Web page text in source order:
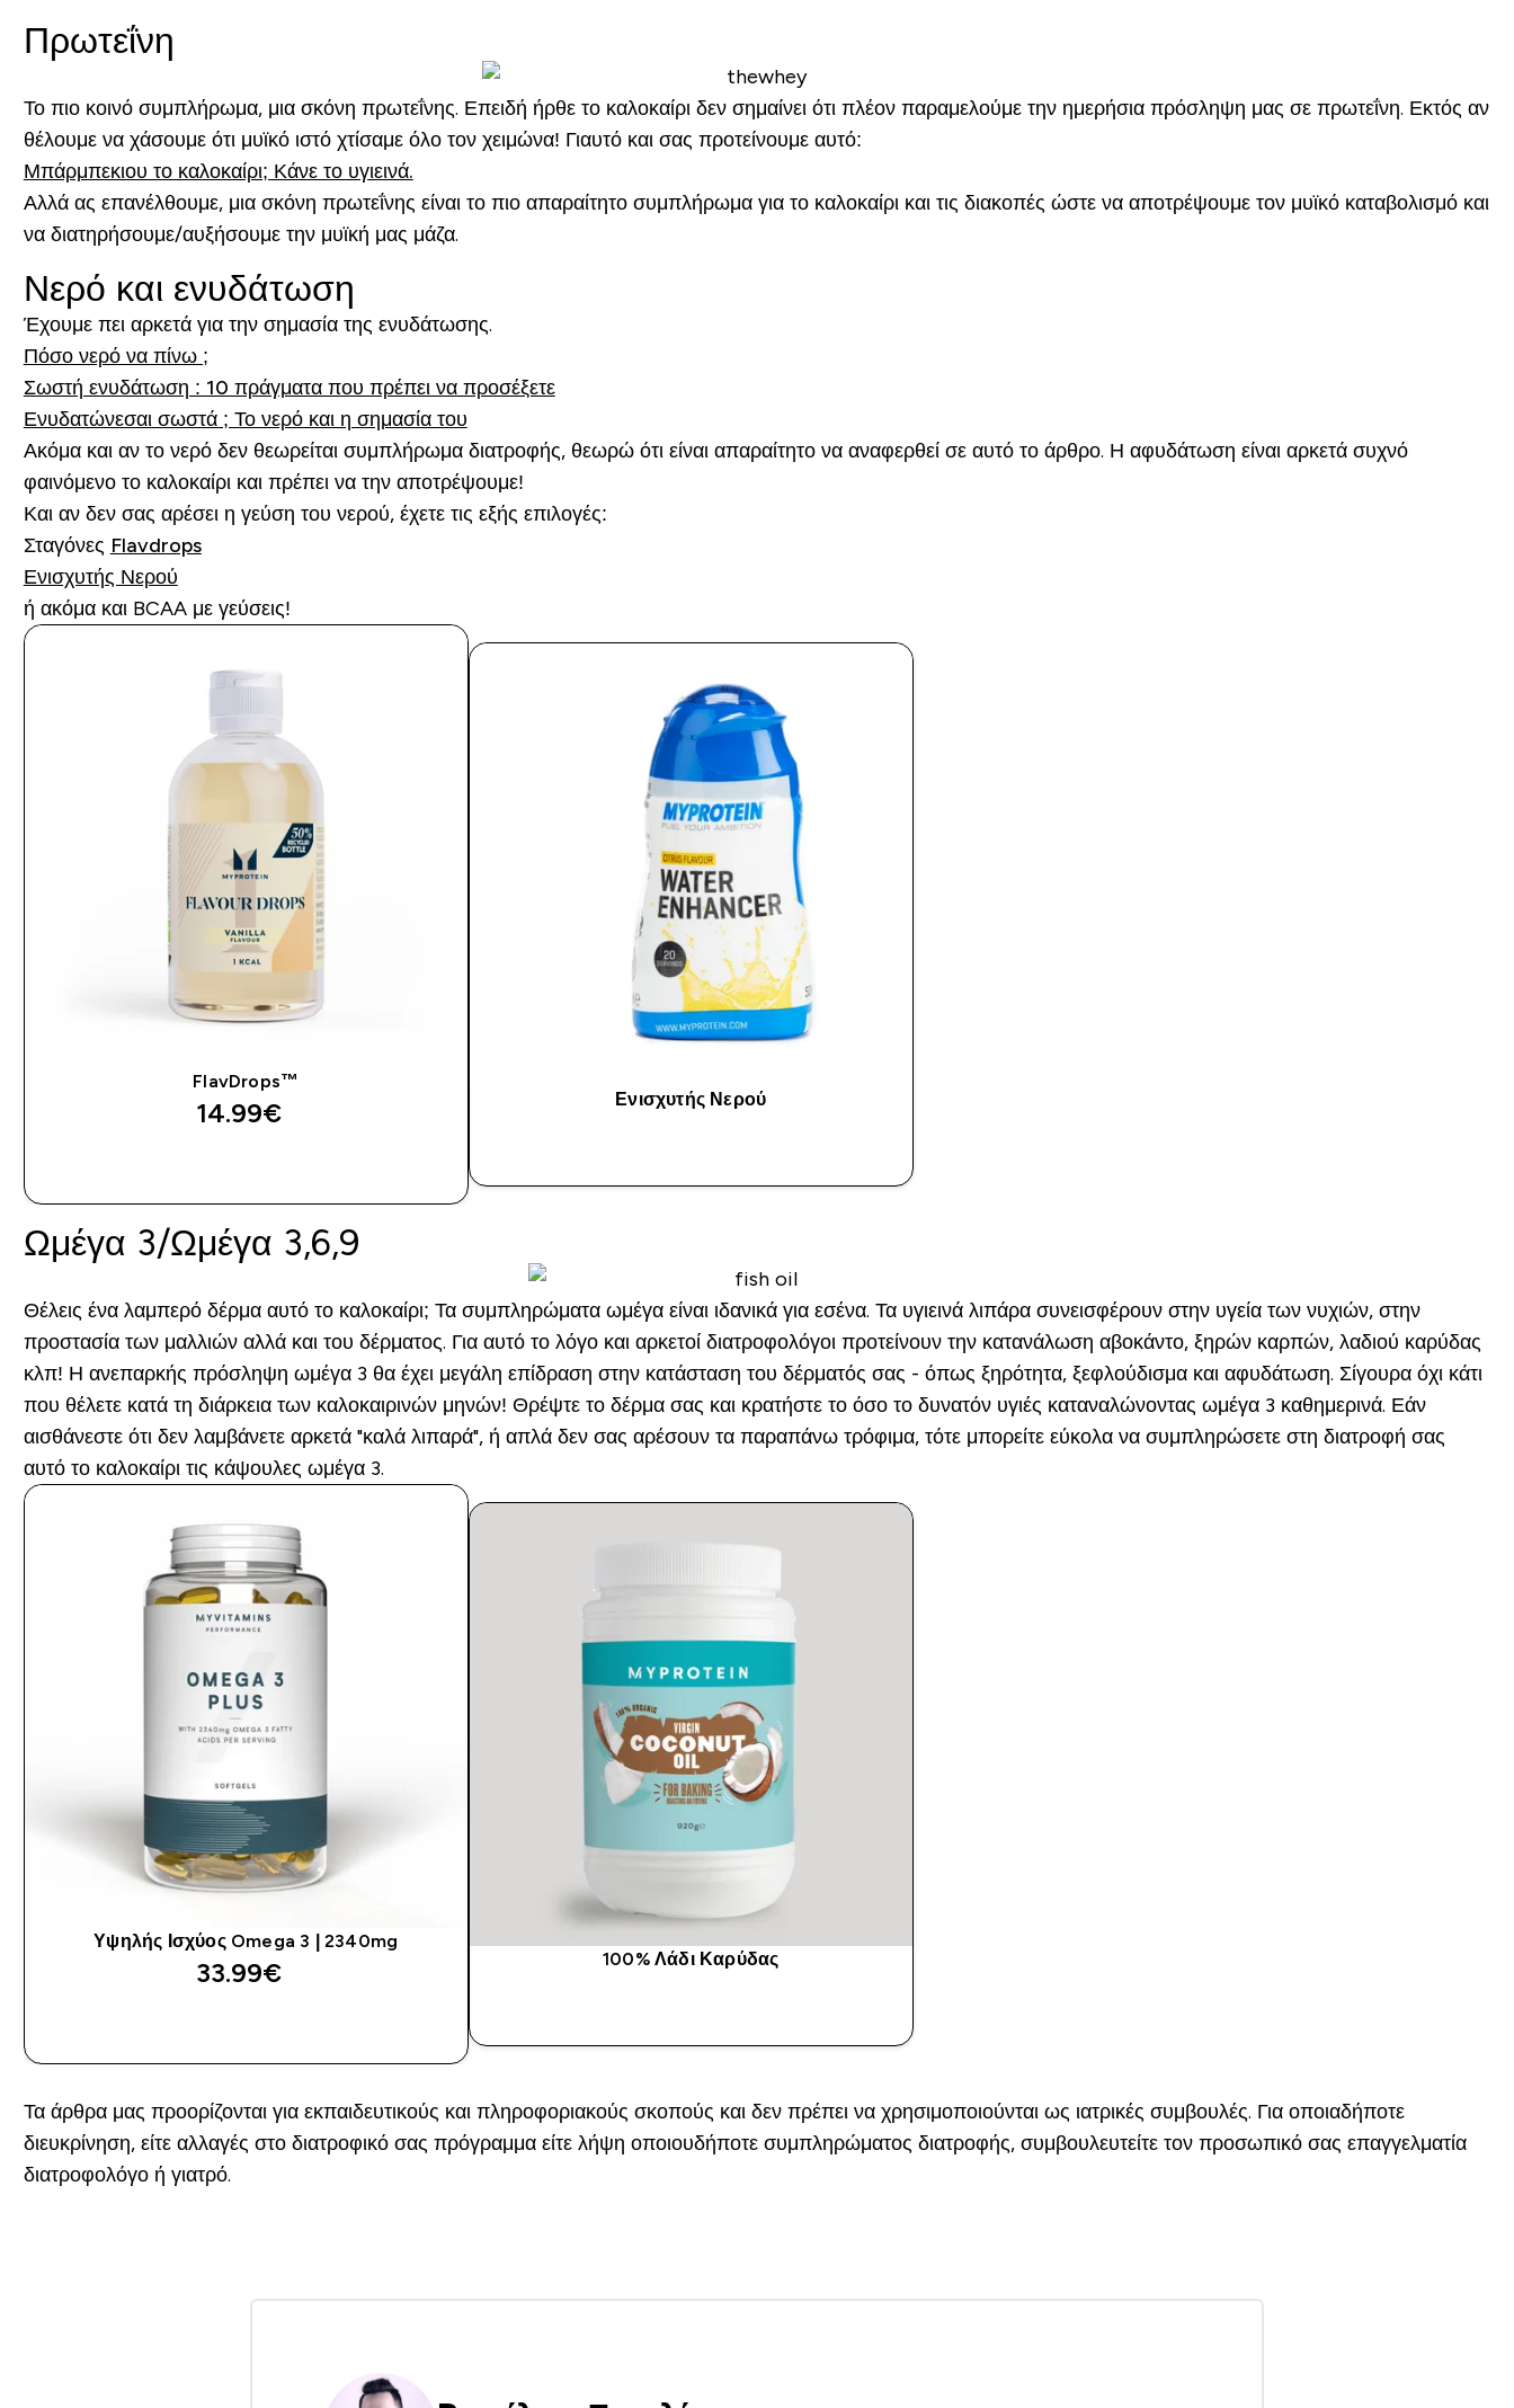
Πρωτεΐνη
Το πιο κοινό συμπλήρωμα, μια σκόνη πρωτεΐνης. Επειδή ήρθε το καλοκαίρι δεν σημαίνει ότι πλέον παραμελούμε την ημερήσια πρόσληψη μας σε πρωτεΐνη. Εκτός αν
θέλουμε να χάσουμε ότι μυϊκό ιστό χτίσαμε όλο τον χειμώνα! Γιαυτό και σας προτείνουμε αυτό:
Μπάρμπεκιου το καλοκαίρι; Κάνε το υγιεινά.
Αλλά ας επανέλθουμε, μια σκόνη πρωτεΐνης είναι το πιο απαραίτητο συμπλήρωμα για το καλοκαίρι και τις διακοπές ώστε να αποτρέψουμε τον μυϊκό καταβολισμό και
να διατηρήσουμε/αυξήσουμε την μυϊκή μας μάζα.
Νερό και ενυδάτωση
Έχουμε πει αρκετά για την σημασία της ενυδάτωσης.
Πόσο νερό να πίνω ;
Σωστή ενυδάτωση : 10 πράγματα που πρέπει να προσέξετε
Ενυδατώνεσαι σωστά ; Το νερό και η σημασία του
Ακόμα και αν το νερό δεν θεωρείται συμπλήρωμα διατροφής, θεωρώ ότι είναι απαραίτητο να αναφερθεί σε αυτό το άρθρο. Η αφυδάτωση είναι αρκετά συχνό
φαινόμενο το καλοκαίρι και πρέπει να την αποτρέψουμε!
Και αν δεν σας αρέσει η γεύση του νερού, έχετε τις εξής επιλογές:
Σταγόνες Flavdrops
Ενισχυτής Νερού
ή ακόμα και BCAA με γεύσεις!
FlavDrops™
14.99€‎ Ενισχυτής Νερού
Ωμέγα 3/Ωμέγα 3,6,9
Θέλεις ένα λαμπερό δέρμα αυτό το καλοκαίρι; Τα συμπληρώματα ωμέγα είναι ιδανικά για εσένα. Τα υγιεινά λιπάρα συνεισφέρουν στην υγεία των νυχιών, στην
προστασία των μαλλιών αλλά και του δέρματος. Για αυτό το λόγο και αρκετοί διατροφολόγοι προτείνουν την κατανάλωση αβοκάντο, ξηρών καρπών, λαδιού καρύδας
κλπ! Η ανεπαρκής πρόσληψη ωμέγα 3 θα έχει μεγάλη επίδραση στην κατάσταση του δέρματός σας - όπως ξηρότητα, ξεφλούδισμα και αφυδάτωση. Σίγουρα όχι κάτι
που θέλετε κατά τη διάρκεια των καλοκαιρινών μηνών! Θρέψτε το δέρμα σας και κρατήστε το όσο το δυνατόν υγιές καταναλώνοντας ωμέγα 3 καθημερινά. Εάν
αισθάνεστε ότι δεν λαμβάνετε αρκετά "καλά λιπαρά", ή απλά δεν σας αρέσουν τα παραπάνω τρόφιμα, τότε μπορείτε εύκολα να συμπληρώσετε στη διατροφή σας
αυτό το καλοκαίρι τις κάψουλες ωμέγα 3.
Υψηλής Ισχύος Omega 3 | 2340mg
33.99€‎ 100% Λάδι Καρύδας
Τα άρθρα μας προορίζονται για εκπαιδευτικούς και πληροφοριακούς σκοπούς και δεν πρέπει να χρησιμοποιούνται ως ιατρικές συμβουλές. Για οποιαδήποτε
διευκρίνηση, είτε αλλαγές στο διατροφικό σας πρόγραμμα είτε λήψη οποιουδήποτε συμπληρώματος διατροφής, συμβουλευτείτε τον προσωπικό σας επαγγελματία
διατροφολόγο ή γιατρό.